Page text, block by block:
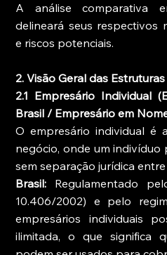
A análise comparativa
delineará seus respectivos
e riscos potenciais.
2. Visão Geral das
2.1 Empresário Individual
Brasil / Empresário em
O empresário individual é
negócio, onde um
sem separação jurídica
Brasil: Regulamentado
10.406/2002) e pelo
empresários individuais
ilimitada, o que significa